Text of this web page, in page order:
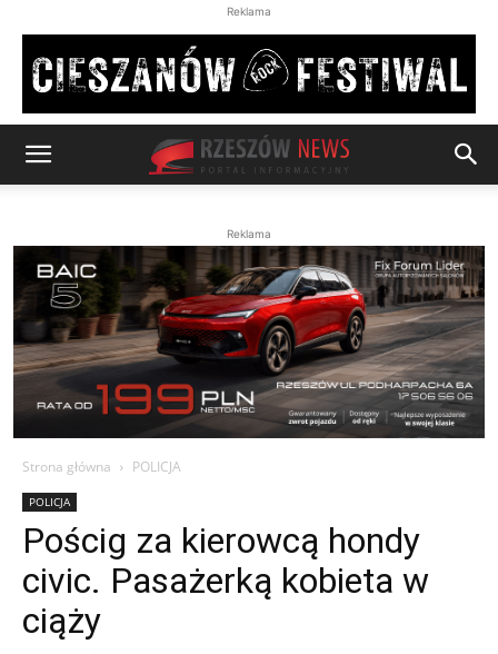
Reklama
Reklama
Strona główna POLICJA
POLICJA
Pościg za kierowcą hondy
civic. Pasażerką kobieta w
ciąży